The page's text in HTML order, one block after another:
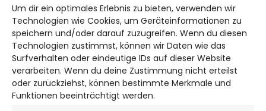
Um dir ein optimales Erlebnis zu bieten, verwenden wir
Technologien wie Cookies, um Geräteinformationen zu
speichern und/oder darauf zuzugreifen. Wenn du diesen
Technologien zustimmst, können wir Daten wie das
Surfverhalten oder eindeutige IDs auf dieser Website
verarbeiten. Wenn du deine Zustimmung nicht erteilst
oder zurückziehst, können bestimmte Merkmale und
Funktionen beeinträchtigt werden.
Bruchtorwall 12
38100 Braunschweig
Telefon: 0531 387220 – 65
DAS STADTMAGAZIN FÜR
BRAUNSCHWEIG